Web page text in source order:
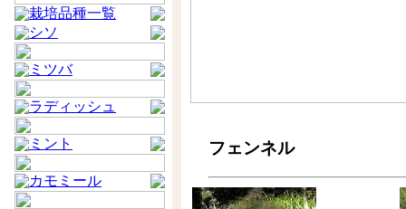
栽培品種一覧
シソ
ミツバ
ラディッシュ
ミント
カモミール
フェンネル